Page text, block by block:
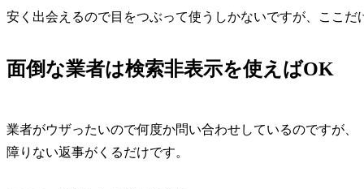
安く出会えるので目をつぶって使うしかないですが、ここだ
面倒な業者は検索非表示を使えばOK
業者がウザったいので何度か問い合わせしているのですが
障りない返事がくるだけです。